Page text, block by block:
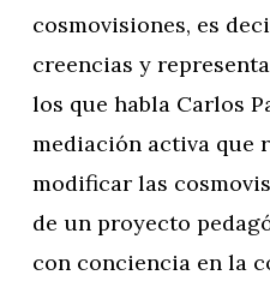
cosmovisiones, es
creencias y
los que habla Carlos
mediación activa que
modificar las
de un proyecto
con conciencia en la